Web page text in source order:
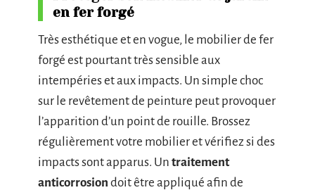
en fer forgé
Très esthétique et en vogue, le mobilier de fer
forgé est pourtant très sensible aux
intempéries et aux impacts. Un simple choc
sur le revêtement de peinture peut provoquer
l’apparition d’un point de rouille. Brossez
régulièrement votre mobilier et vérifiez si des
impacts sont apparus. Un traitement
anticorrosion doit être appliqué afin de